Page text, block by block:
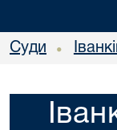
Суди •